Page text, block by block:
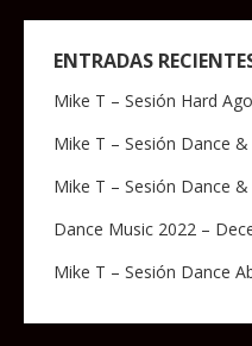
ENTRADAS
Mike T – Sesión Hard
Mike T – Sesión Dance
Mike T – Sesión Dance
Dance Music 2022 –
Mike T – Sesión Dance